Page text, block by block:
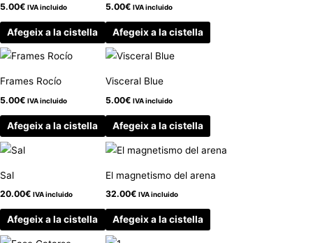
5.00€ IVA incluido
Afegeix a la cistella
5.00€ IVA incluido
Afegeix a la cistella
Frames Rocío
5.00€ IVA incluido
Afegeix a la cistella
Visceral Blue
5.00€ IVA incluido
Afegeix a la cistella
Sal
20.00€ IVA incluido
Afegeix a la cistella
El magnetismo del arena
32.00€ IVA incluido
Afegeix a la cistella